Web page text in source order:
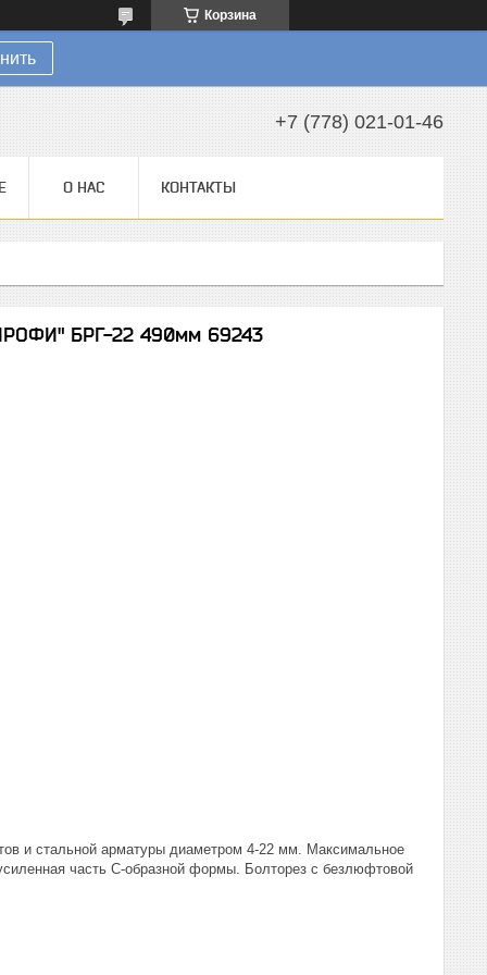
Корзина
+7 (778) 021-01-46
О НАС КОНТАКТЫ
БРГ-22 490мм 69243
и стальной арматуры диаметром 4-22 мм. Максимальное
часть С-образной формы. Болторез с безлюфтовой